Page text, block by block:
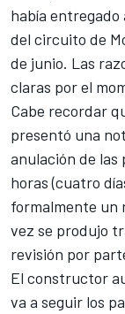
había entregado
del circuito de
de junio. Las
claras por el
Cabe recordar
presentó una
anulación de las
horas (cuatro
formalmente un
vez se produjo
revisión por
El constructor
va a seguir los